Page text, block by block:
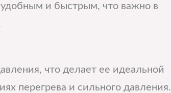
и быстрым, что важно в
что делает ее идеальной
перегрева и сильного давления.